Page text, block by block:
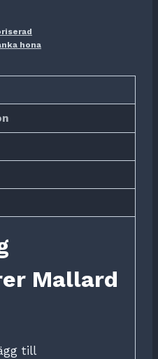
hona
Mallard
till